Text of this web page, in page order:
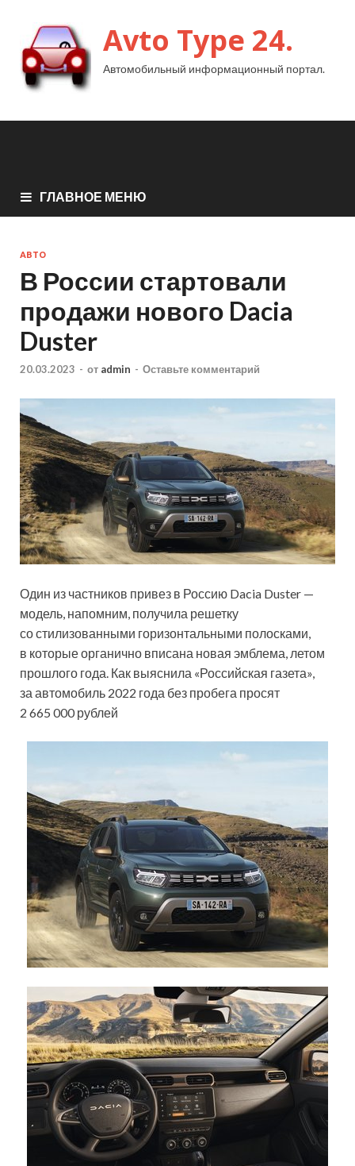
Avto Type 24.
Автомобильный информационный портал.
ГЛАВНОЕ МЕНЮ
АВТО
В России стартовали
продажи нового Dacia
Duster
20.03.2023 - от admin - Оставьте комментарий
Один из частников привез в Россию Dacia Duster —
модель, напомним, получила решетку
со стилизованными горизонтальными полосками,
в которые органично вписана новая эмблема, летом
прошлого года. Как выяснила «Российская газета»,
за автомобиль 2022 года без пробега просят
2 665 000 рублей